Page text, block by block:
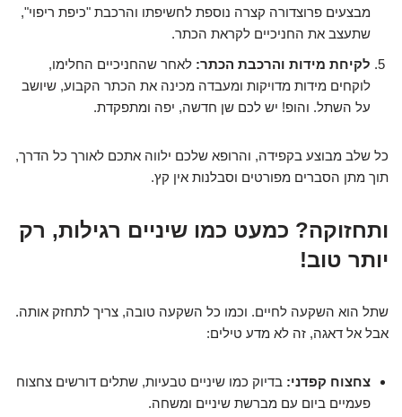
מבצעים פרוצדורה קצרה נוספת לחשיפתו והרכבת "כיפת ריפוי",
שתעצב את החניכיים לקראת הכתר.
לקיחת מידות והרכבת הכתר: לאחר שהחניכיים החלימו,
לוקחים מידות מדויקות ומעבדה מכינה את הכתר הקבוע, שיושב
על השתל. והופ! יש לכם שן חדשה, יפה ומתפקדת.
כל שלב מבוצע בקפידה, והרופא שלכם ילווה אתכם לאורך כל הדרך,
תוך מתן הסברים מפורטים וסבלנות אין קץ.
ותחזוקה? כמעט כמו שיניים רגילות, רק
יותר טוב!
שתל הוא השקעה לחיים. וכמו כל השקעה טובה, צריך לתחזק אותה.
אבל אל דאגה, זה לא מדע טילים:
צחצוח קפדני: בדיוק כמו שיניים טבעיות, שתלים דורשים צחצוח
פעמיים ביום עם מברשת שיניים ומשחה.